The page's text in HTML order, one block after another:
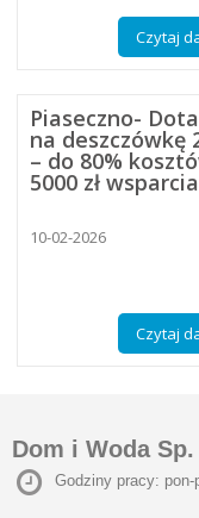
Czytaj
Piaseczno-
na deszczówkę
– do 80%
5000 zł wsparcia
10-02-2026
Czytaj
Dom i Woda
Godziny pracy: pon-